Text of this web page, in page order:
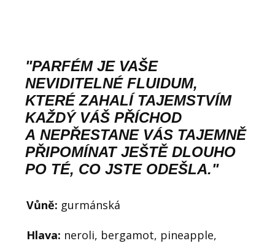
"PARFÉM JE VAŠE
NEVIDITELNÉ FLUIDUM,
KTERÉ ZAHALÍ TAJEMSTVÍM
KAŽDÝ VÁŠ PŘÍCHOD
A NEPŘESTANE VÁS TAJEMNĚ
PŘIPOMÍNAT JEŠTĚ DLOUHO
PO TÉ, CO JSTE ODEŠLA."
Vůně: gurmánská
Hlava: neroli, bergamot, pineapple,